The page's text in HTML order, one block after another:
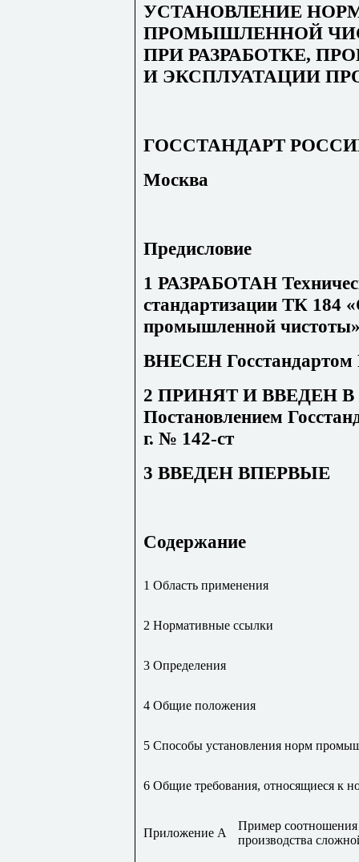
УСТАНОВЛЕНИЕ
ПРОМЫШЛЕННОЙ
ПРИ РАЗРАБОТКЕ,
И ЭКСПЛУАТАЦИИ
ГОССТАНДАРТ
Москва
Предисловие
1 РАЗРАБОТАН
стандартизации ТК 184
промышленной
ВНЕСЕН Госстандартом
2 ПРИНЯТ И ВВЕДЕН
Постановлением
г. № 142-ст
3 ВВЕДЕН ВПЕРВЫЕ
Содержание
1 Область применения
2 Нормативные ссылки
3 Определения
4 Общие положения
5 Способы установления норм
6 Общие требования, относящиеся к
Приложение А
Пример
производства